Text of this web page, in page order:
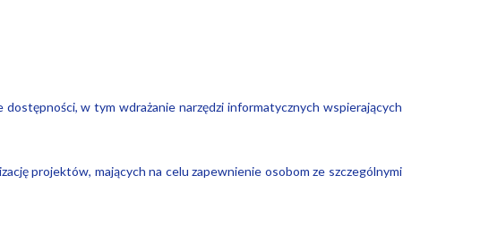
w tym wdrażanie narzędzi informatycznych wspierających
projektów, mających na celu zapewnienie osobom ze szczególnymi